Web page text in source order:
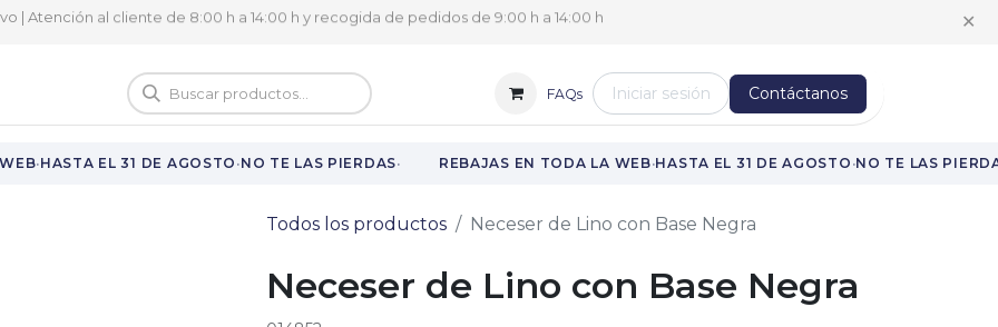
| Atención al cliente de 8:00 h a 14:00 h y recogida de pedidos de 9:00 h a 14:00 h ✕
Vuelta al cole FAQs Iniciar sesión Contáctanos
·HASTA EL 31 DE AGOSTO·NO TE LAS PIERDAS· REBAJAS EN TODA LA WEB·HASTA EL 31 DE AGOSTO ·NO TE LAS PIERDAS
Todos los productos Neceser de Lino con Base Negra
Neceser de Lino con Base Negra